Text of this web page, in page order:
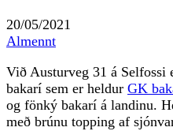
20/05/2021
Almennt
Við Austurveg 31 á Selfossi
bakarí sem er heldur GK
og fönký bakarí á landinu.
með brúnu topping af